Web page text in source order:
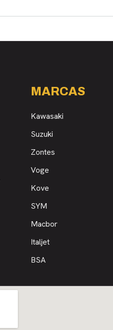
MARCAS
Kawasaki
Suzuki
Zontes
Voge
Kove
SYM
Macbor
Italjet
BSA